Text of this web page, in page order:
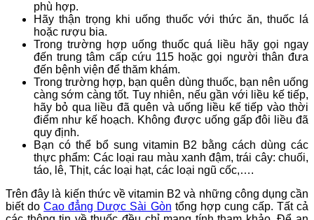
phù hợp.
Hãy thận trọng khi uống thuốc với thức ăn, thuốc lá
hoặc rượu bia.
Trong trường hợp uống thuốc quá liều hãy gọi ngay
đến trung tâm cấp cứu 115 hoặc gọi người thân đưa
đến bệnh viện để thăm khám.
Trong trường hợp, bạn quên dùng thuốc, bạn nên uống
càng sớm càng tốt. Tuy nhiên, nếu gần với liều kế tiếp,
hãy bỏ qua liều đã quên và uống liều kế tiếp vào thời
điểm như kế hoạch. Không được uống gấp đôi liều đã
quy định.
Bạn có thể bổ sung vitamin B2 bằng cách dùng các
thực phẩm: Các loại rau màu xanh đậm, trái cây: chuối,
táo, lê, Thịt, các loại hạt, các loại ngũ cốc,….
Trên đây là kiến thức về vitamin B2 và những công dụng cần
biết doCao đẳng Dược Sài Gòn tổng hợp cung cấp. Tất cả